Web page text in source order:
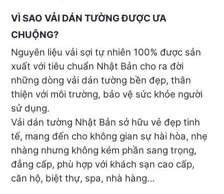
VÌ SAO VẢI DÁN TƯỜNG ĐƯỢC ƯA
CHUỘNG?
Nguyên liệu vải sợi tự nhiên 100% được sản
xuất với tiêu chuẩn Nhật Bản cho ra đời
những dòng vải dán tường bền đẹp, thân
thiện với môi trường, bảo vệ sức khỏe người
sử dụng.
Vải dán tường Nhật Bản sở hữu vẻ đẹp tinh
tế, mang đến cho không gian sự hài hòa, nhẹ
nhàng nhưng không kém phần sang trọng,
đẳng cấp, phù hợp với khách sạn cao cấp,
căn hộ, biệt thự, spa, nhà hàng…